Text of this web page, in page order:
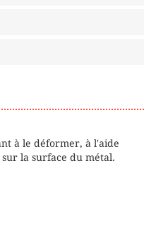
à le déformer, à l'aide
la surface du métal.